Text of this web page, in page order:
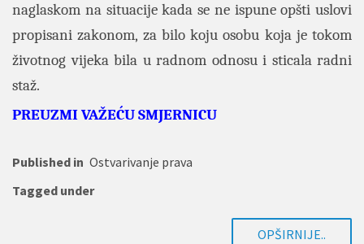
naglaskom na situacije kada se ne ispune opšti uslovi
propisani zakonom, za bilo koju osobu koja je tokom
životnog vijeka bila u radnom odnosu i sticala radni
staž.
PREUZMI VAŽEĆU SMJERNICU
Published in Ostvarivanje prava
Tagged under
OPŠIRNIJE..